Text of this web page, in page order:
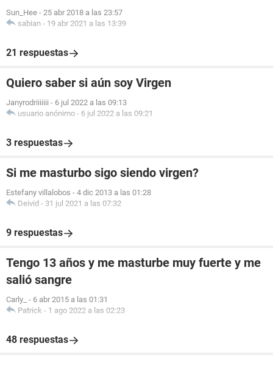
Sun_Hee - 25 abr 2018 a las 23:57
sabian - 19 abr 2021 a las 13:39
21 respuestas
Quiero saber si aún soy Virgen
Janyrodriiiiiii - 6 jul 2022 a las 09:13
usuario anónimo - 6 jul 2022 a las 09:21
3 respuestas
Si me masturbo sigo siendo virgen?
Estefany villalobos - 4 dic 2013 a las 01:28
Deivid - 31 jul 2021 a las 07:32
9 respuestas
Tengo 13 años y me masturbe muy fuerte y me
salió sangre
Carly_ - 6 abr 2015 a las 01:31
Patrick - 1 ago 2022 a las 02:23
48 respuestas